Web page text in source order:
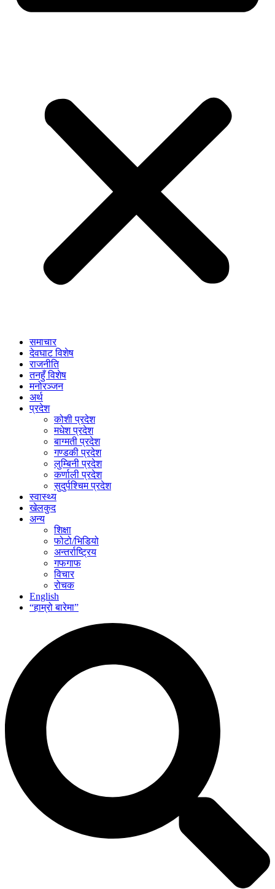
समाचार
देवघाट विशेष
राजनीति
तनहुँ विशेष
मनोरञ्जन
अर्थ
प्रदेश
कोशी प्रदेश
मधेश प्रदेश
बाग्मती प्रदेश
गण्डकी प्रदेश
लुम्बिनी प्रदेश
कर्णाली प्रदेश
सुदुर्पश्चिम प्रदेश
स्वास्थ्य
खेलकुद
अन्य
शिक्षा
फोटो/भिडियो
अन्तर्राष्ट्रिय
गफगाफ
विचार
रोचक
English
“हाम्रो बारेमा”